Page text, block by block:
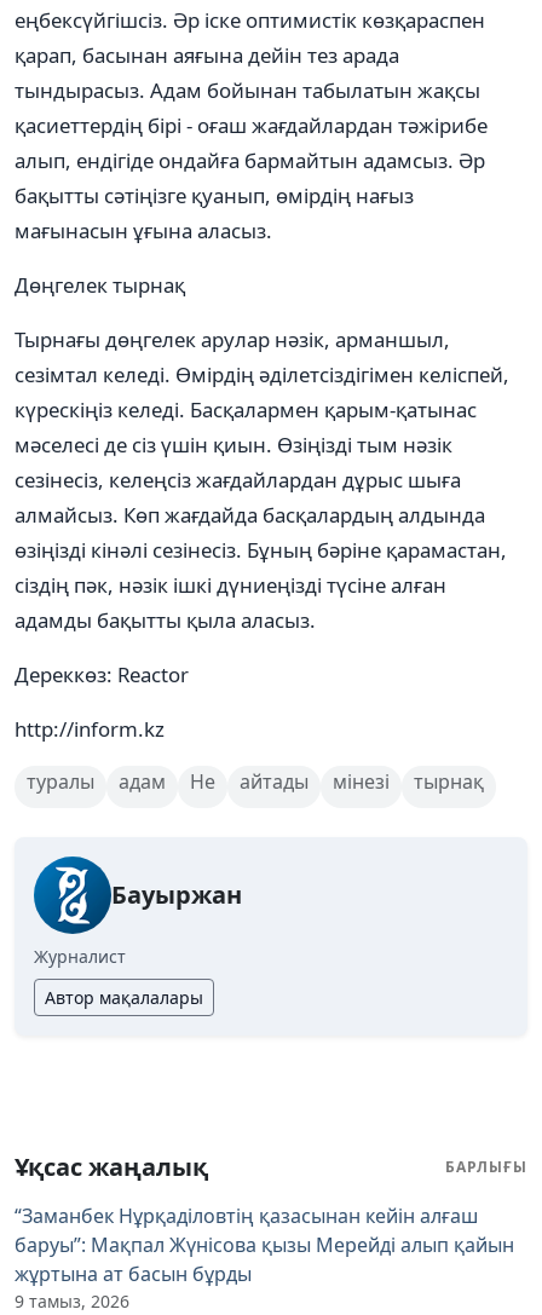
еңбексүйгішсіз. Әр іске оптимистік көзқараспен
қарап, басынан аяғына дейін тез арада
тындырасыз. Адам бойынан табылатын жақсы
қасиеттердің бірі - оғаш жағдайлардан тәжірибе
алып, ендігіде ондайға бармайтын адамсыз. Әр
бақытты сәтіңізге қуанып, өмірдің нағыз
мағынасын ұғына аласыз.
Дөңгелек тырнақ
Тырнағы дөңгелек арулар нәзік, арманшыл,
сезімтал келеді. Өмірдің әділетсіздігімен келіспей,
күрескіңіз келеді. Басқалармен қарым-қатынас
мәселесі де сіз үшін қиын. Өзіңізді тым нәзік
сезінесіз, келеңсіз жағдайлардан дұрыс шыға
алмайсыз. Көп жағдайда басқалардың алдында
өзіңізді кінәлі сезінесіз. Бұның бәріне қарамастан,
сіздің пәк, нәзік ішкі дүниеңізді түсіне алған
адамды бақытты қыла аласыз.
Дереккөз: Reactor
http://inform.kz
туралы адам Не айтады мінезі тырнақ
Бауыржан
Журналист
Автор мақалалары
Ұқсас жаңалық БАРЛЫҒЫ
“Заманбек Нұрқаділовтің қазасынан кейін алғаш
баруы”: Мақпал Жүнісова қызы Мерейді алып қайын
жұртына ат басын бұрды
9 тамыз, 2026